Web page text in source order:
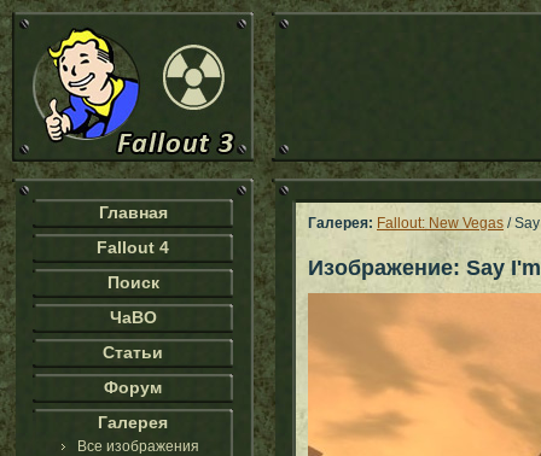
Главная
Fallout 4
Поиск
ЧаВО
Статьи
Форум
Галерея
Все изображения
Галерея: Fallout: New Vegas /
Изображение: Say